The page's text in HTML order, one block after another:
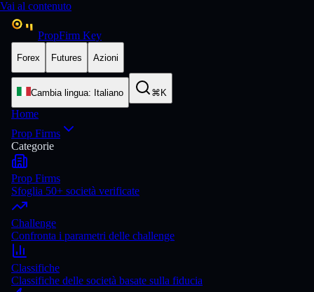
Vai al contenuto
PropFirm Key
Forex Futures Azioni
Cambia lingua: Italiano ⌘K
Home
Prop Firms
Categorie
Prop Firms
Sfoglia 50+ società verificate
Challenge
Confronta i parametri delle challenge
Classifiche
Classifiche delle società basate sulla fiducia